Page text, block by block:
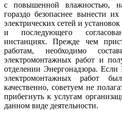
с повышенной влажностью,
гораздо безопаснее вынести
электрических сетей и
и последующего
инстанциях. Прежде чем
работам, необходимо
электромонтажных работ и
отделении Энергонадзора.
электромонтажных работ
качественно, советуем не
прибегнуть к услугам
данном виде деятельности.